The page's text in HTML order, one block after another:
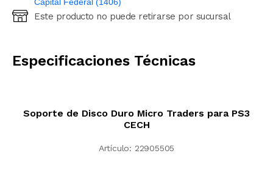
Capital Federal (1406)
Ingresá código postal (sólo números)
Este producto no puede retirarse por sucursal
Especificaciones Técnicas
Soporte de Disco Duro Micro Traders para PS3
CECH
Artículo: 22905505